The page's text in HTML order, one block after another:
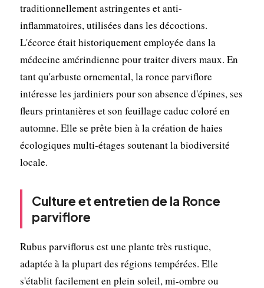
traditionnellement astringentes et anti-
inflammatoires, utilisées dans les décoctions.
L'écorce était historiquement employée dans la
médecine amérindienne pour traiter divers maux. En
tant qu'arbuste ornemental, la ronce parviflore
intéresse les jardiniers pour son absence d'épines, ses
fleurs printanières et son feuillage caduc coloré en
automne. Elle se prête bien à la création de haies
écologiques multi-étages soutenant la biodiversité
locale.
Culture et entretien de la Ronce
parviflore
Rubus parviflorus est une plante très rustique,
adaptée à la plupart des régions tempérées. Elle
s'établit facilement en plein soleil, mi-ombre ou